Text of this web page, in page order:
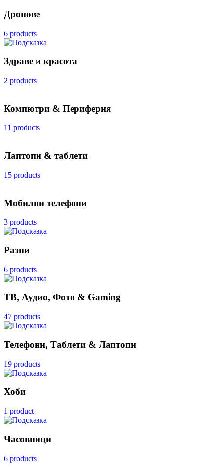
Дронове
6 products
Здраве и красота
2 products
Компютри & Периферия
11 products
Лаптопи & таблети
15 products
Мобилни телефони
3 products
Разни
6 products
ТВ, Аудио, Фото & Gaming
47 products
Телефони, Таблети & Лаптопи
19 products
Хоби
1 product
Часовници
6 products